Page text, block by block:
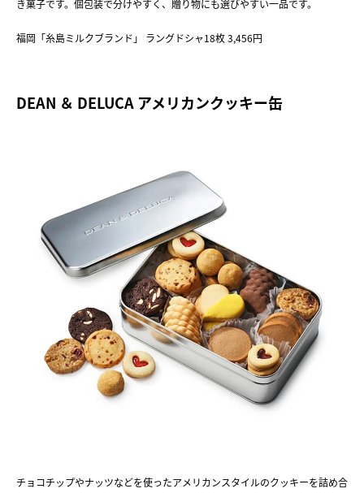
き菓子です。個包装で分けやすく、贈り物にも選びやすい一品です。
福岡「糸島ミルクブランド」 ラングドシャ18枚 3,456円
DEAN ＆ DELUCA アメリカンクッキー缶
チョコチップやナッツなどを使ったアメリカンスタイルのクッキーを詰め合